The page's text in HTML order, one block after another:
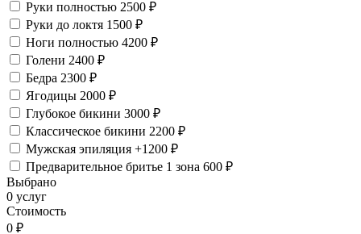
Руки полностью 2500 ₽
Руки до локтя 1500 ₽
Ноги полностью 4200 ₽
Голени 2400 ₽
Бедра 2300 ₽
Ягодицы 2000 ₽
Глубокое бикини 3000 ₽
Классическое бикини 2200 ₽
Мужская эпиляция +1200 ₽
Предварительное бритье 1 зона 600 ₽
Выбрано
0 услуг
Стоимость
0 ₽